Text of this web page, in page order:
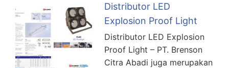
Distributor LED
Explosion Proof Light
Distributor LED Explosion
Proof Light – PT. Brenson
Citra Abadi juga merupakan